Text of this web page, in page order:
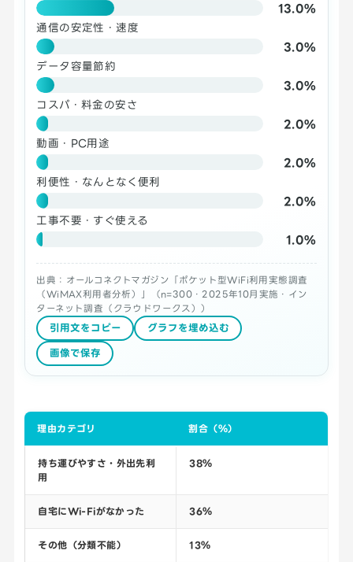
13.0%
通信の安定性・速度
3.0%
データ容量節約
3.0%
コスパ・料金の安さ
2.0%
動画・PC用途
2.0%
利便性・なんとなく便利
2.0%
工事不要・すぐ使える
1.0%
出典：オールコネクトマガジン「ポケット型WiFi利用実態調査
（WiMAX利用者分析）」（n=300・2025年10月実施・イン
ターネット調査（クラウドワークス））
引用文をコピー グラフを埋め込む
画像で保存
理由カテゴリ 割合（％）
持ち運びやすさ・外出先利
用
38％
自宅にWi-Fiがなかった 36％
その他（分類不能） 13％